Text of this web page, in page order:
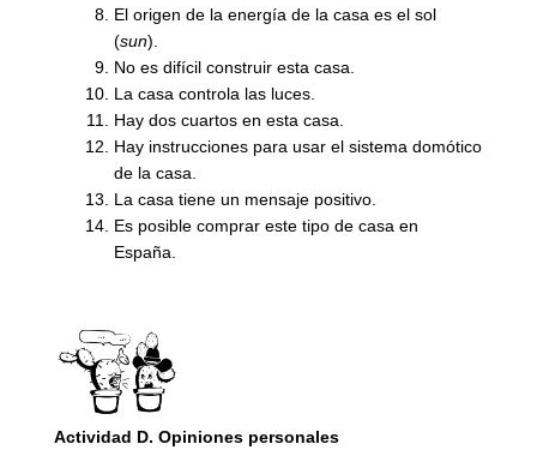
El origen de la energía de la casa es el sol
(sun).
No es difícil construir esta casa.
La casa controla las luces.
Hay dos cuartos en esta casa.
Hay instrucciones para usar el sistema domótico
de la casa.
La casa tiene un mensaje positivo.
Es posible comprar este tipo de casa en
España.
Actividad D. Opiniones personales